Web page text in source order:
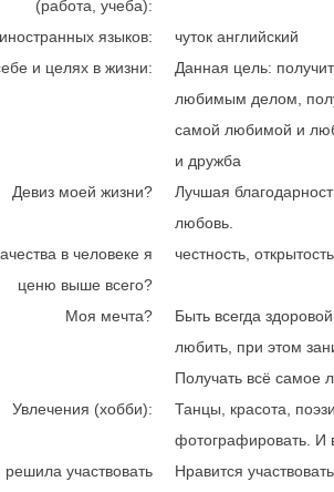
(работа, учеба):
языков:
чуток английский
и целях в жизни:
Данная цель:
любимым делом,
самой любимой и
и дружба
Девиз моей жизни?
Лучшая
любовь.
в человеке я
ценю выше всего?
честность,
Моя мечта?
Быть всегда
любить, при этом
Получать всё самое
Увлечения (хобби):
Танцы, красота,
фотографировать. И
участвовать
Нравится